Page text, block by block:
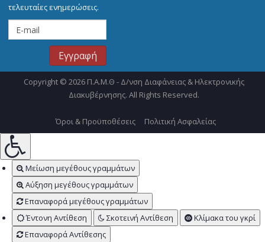
τελευταίες ενημερώσεις.
Copyright © 2026 Π.Α.Μ.Θ - Δ/νση Διαφάνειας & Ηλεκτρονικής
Διακυβέρνησης. All Rights Reserved.
Όροι & Προϋποθέσεις Πολιτική Ασφαλείας
Μείωση μεγέθους γραμμάτων
Αύξηση μεγέθους γραμμάτων
Επαναφορά μεγέθους γραμμάτων
Έντονη Αντίθεση
Σκοτεινή Αντίθεση
Κλίμακα του γκρί
Επαναφορά Αντίθεσης